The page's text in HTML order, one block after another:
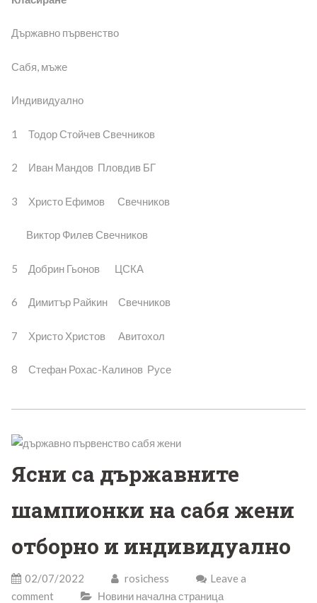
Държавно първенство
Сабя, мъже
Индивидуално
1 Тодор Стойчев Свечников
2 Иван Мандов Пловдив БГ
3 Христо Ефимов Свечников
Виктор Филев Свечников
5 Добрин Гьонов ЦСКА
6 Димитър Райкин Свечников
7 Христо Христов Авитохол
8 Стефан Рохас-Калинов Русе
Ясни са държавните
шампионки на сабя жени
отборно и индивидуално
02/07/2022 rosichess
Leave a
comment
Новини начална страница